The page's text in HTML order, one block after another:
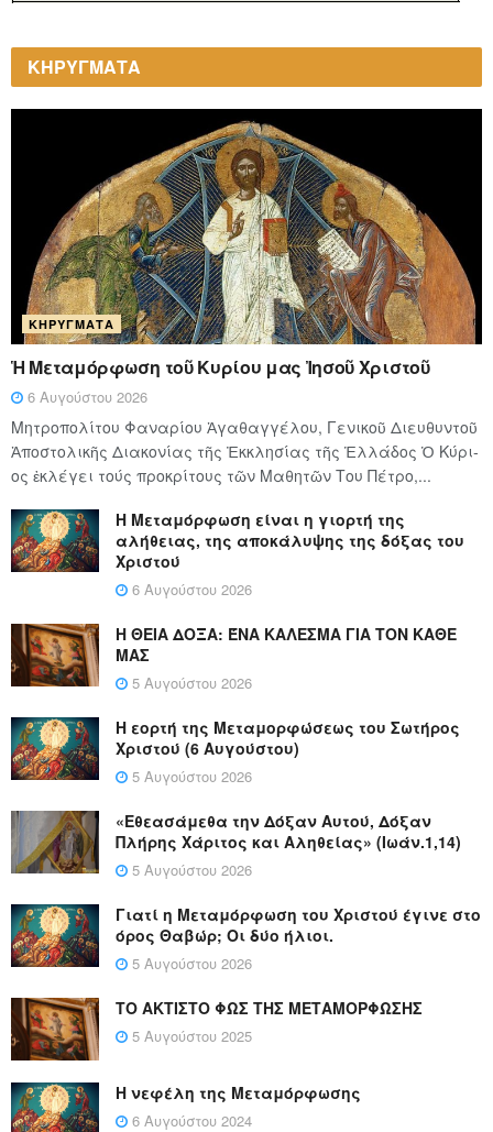
ΚΗΡΥΓΜΑΤΑ
ΚΗΡΎΓΜΑΤΑ
Ἡ Μεταμόρφωση τοῦ Κυρίου μας Ἰησοῦ Χριστοῦ
6 Αυγούστου 2026
Μητροπολίτου Φαναρίου Ἀγαθαγγέλου, Γενικοῦ Διευθυντοῦ
Ἀποστολικῆς Διακονίας τῆς Ἐκκλησίας τῆς Ἑλλάδος Ὁ Κύ­ρι­
ος ἐκλέγει τούς προ­κρί­τους τῶν Μα­θη­τῶν Του Πέ­τρο,...
Η Μεταμόρφωση είναι η γιορτή της
αλήθειας, της αποκάλυψης της δόξας του
Χριστού
6 Αυγούστου 2026
Η ΘΕΙΑ ΔΟΞΑ: ΈΝΑ ΚΑΛΕΣΜΑ ΓΙΑ ΤΟΝ ΚΑΘΕ
ΜΑΣ
5 Αυγούστου 2026
Η εορτή της Μεταμορφώσεως του Σωτήρος
Χριστού (6 Αυγούστου)
5 Αυγούστου 2026
«Εθεασάμεθα την Δόξαν Αυτού, Δόξαν
Πλήρης Χάριτος και Αληθείας» (Ιωάν.1,14)
5 Αυγούστου 2026
Γιατί η Μεταμόρφωση του Χριστού έγινε στο
όρος Θαβώρ; Οι δύο ήλιοι.
5 Αυγούστου 2026
ΤΟ ΑΚΤΙΣΤΟ ΦΩΣ ΤΗΣ ΜΕΤΑΜΟΡΦΩΣΗΣ
5 Αυγούστου 2025
Η νεφέλη της Μεταμόρφωσης
6 Αυγούστου 2024